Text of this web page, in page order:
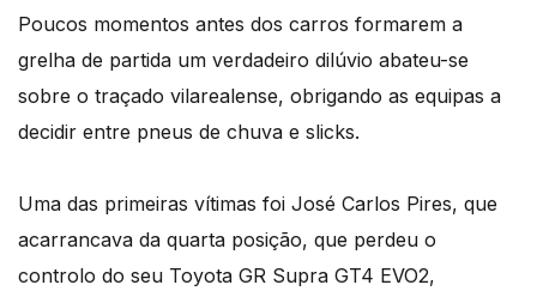
Poucos momentos antes dos carros formarem a
grelha de partida um verdadeiro dilúvio abateu-se
sobre o traçado vilarealense, obrigando as equipas a
decidir entre pneus de chuva e slicks.
Uma das primeiras vítimas foi José Carlos Pires, que
acarrancava da quarta posição, que perdeu o
controlo do seu Toyota GR Supra GT4 EVO2,